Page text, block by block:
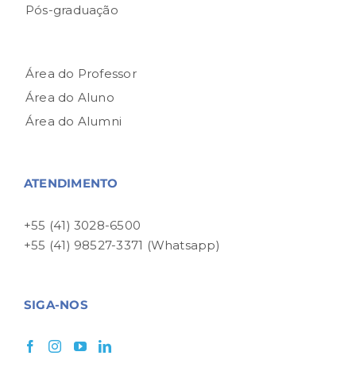
Pós-graduação
Área do Professor
Área do Aluno
Área do Alumni
ATENDIMENTO
+55 (41) 3028-6500
+55 (41) 98527-3371 (Whatsapp)
SIGA-NOS